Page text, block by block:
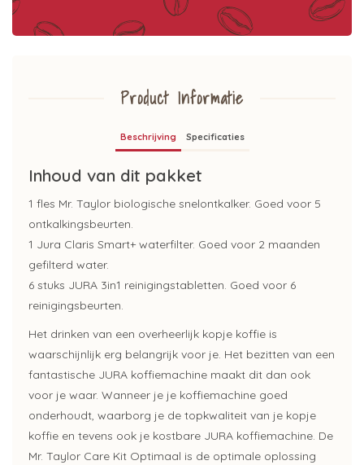
Product Informatie
Beschrijving Specificaties
Inhoud van dit pakket
1 fles Mr. Taylor biologische snelontkalker. Goed voor 5
ontkalkingsbeurten.
1 Jura Claris Smart+ waterfilter. Goed voor 2 maanden
gefilterd water.
6 stuks JURA 3in1 reinigingstabletten. Goed voor 6
reinigingsbeurten.
Het drinken van een overheerlijk kopje koffie is
waarschijnlijk erg belangrijk voor je. Het bezitten van een
fantastische JURA koffiemachine maakt dit dan ook
voor je waar. Wanneer je je koffiemachine goed
onderhoudt, waarborg je de topkwaliteit van je kopje
koffie en tevens ook je kostbare JURA koffiemachine. De
Mr. Taylor Care Kit Optimaal is de optimale oplossing